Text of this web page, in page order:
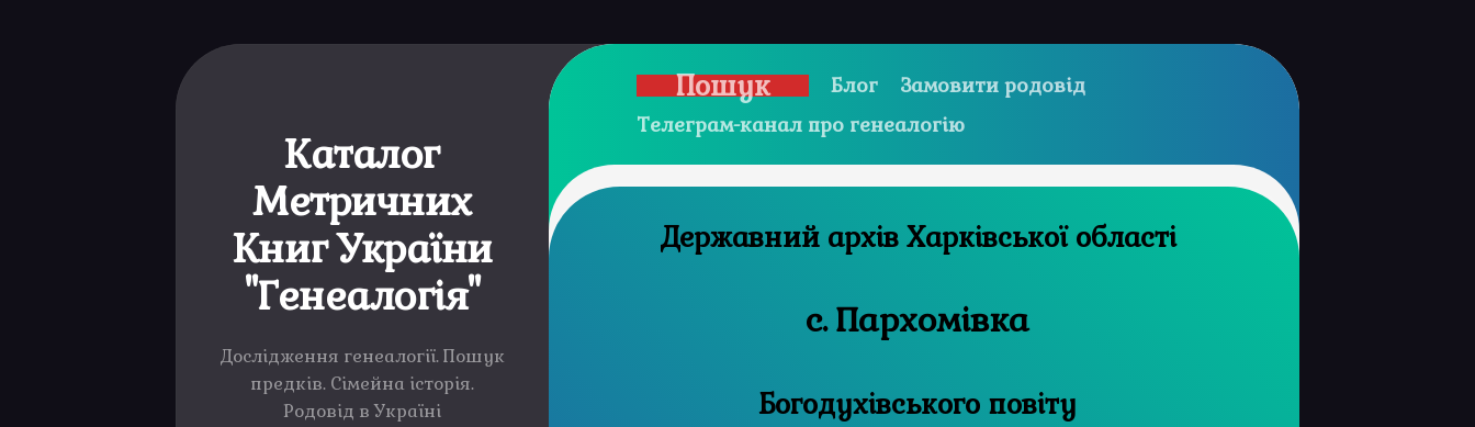
Каталог
Метричних
Книг України
"Генеалогія"
Дослідження генеалогії. Пошук
предків. Сімейна історія.
Родовід в Україні
Пошук Блог
Замовити родовід
Телеграм-канал про генеалогію
Державний архів Харківської області
с. Пархомівка
Богодухівського повіту